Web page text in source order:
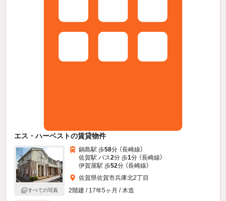
エス・ハーベストの賃貸物件
すべての写真
鍋島駅 歩58分 （長崎線）
佐賀駅 バス2分 歩1分 （長崎線）
伊賀屋駅 歩52分 （長崎線）
佐賀県佐賀市兵庫北2丁目
2階建 / 17年5ヶ月 / 木造